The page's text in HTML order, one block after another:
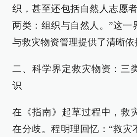
织，甚至还包括自然人志愿
两类：组织与自然人。”这一
与救灾物资管理提供了清晰依
二、科学界定救灾物资：三
识
在《指南》起草过程中，救
在分歧。程明理回忆：“救灾